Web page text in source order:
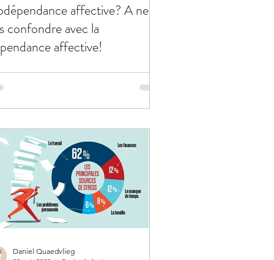
affective? A ne
confondre avec la
affective!
Daniel Quaedvlieg